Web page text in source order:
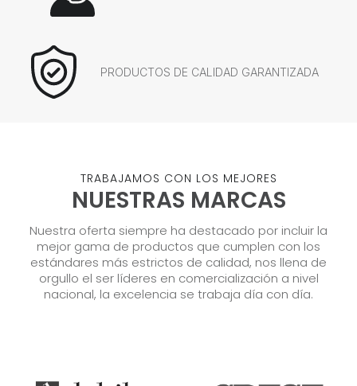
PRODUCTOS DE CALIDAD GARANTIZADA
TRABAJAMOS CON LOS MEJORES
NUESTRAS MARCAS
Nuestra oferta siempre ha destacado por incluir la
mejor gama de productos que cumplen con los
estándares más estrictos de calidad, nos llena de
orgullo el ser líderes en comercialización a nivel
nacional, la excelencia se trabaja día con día.